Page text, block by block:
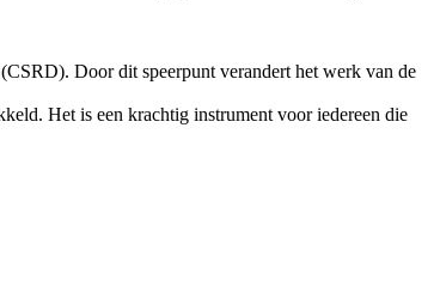
Door dit speerpunt verandert het werk van de
Het is een krachtig instrument voor iedereen die